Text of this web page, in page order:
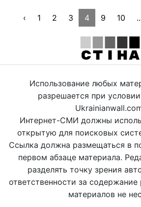
‹ 1 2 3 4 9 10
Использование любых
разрешается при
Интернет-СМИ должны
открытую для поисковых
Ссылка должна размещаться в
первом абзаце материала.
разделять точку зрения
ответственности за
материалов не